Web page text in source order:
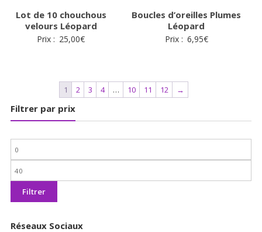
Lot de 10 chouchous
velours Léopard
Prix : 25,00€
Boucles d’oreilles Plumes
Léopard
Prix : 6,95€
1 2 3 4 … 10 11 12 →
Filtrer par prix
Prix
min
Prix
max
Filtrer
Réseaux Sociaux